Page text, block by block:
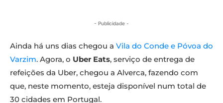
- Publicidade -
Ainda há uns dias chegou a Vila do Conde e Póvoa do
Varzim. Agora, o Uber Eats, serviço de entrega de
refeições da Uber, chegou a Alverca, fazendo com
que, neste momento, esteja disponível num total de
30 cidades em Portugal.